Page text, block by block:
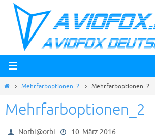
Zum
Inhalt
springen
StartMehrfarboptionen_2 Mehrfarboptionen_2
Mehrfarboptionen_2
Norbi@orbi 10. März 2016